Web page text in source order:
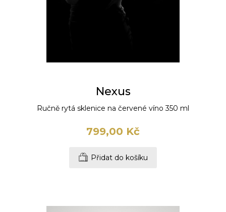
Nexus
Ručně rytá sklenice na červené víno 350 ml
799,00 Kč
Přidat do košíku